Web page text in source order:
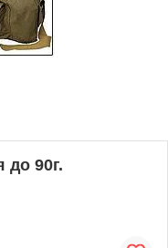
до 90г.